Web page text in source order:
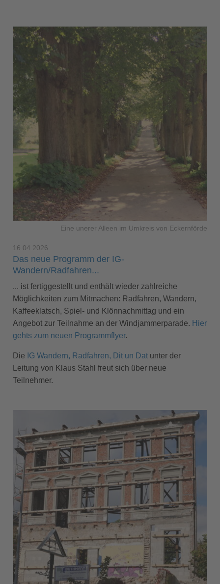
Eine unerer Alleen im Umkreis von Eckernförde
16.04.2026
Das neue Programm der IG-
Wandern/Radfahren...
... ist fertiggestellt und enthält wieder zahlreiche
Möglichkeiten zum Mitmachen: Radfahren, Wandern,
Kaffeeklatsch, Spiel- und Klönnachmittag und ein
Angebot zur Teilnahme an der Windjammerparade. Hier
gehts zum neuen Programmflyer.
Die IG Wandern, Radfahren, Dit un Dat unter der
Leitung von Klaus Stahl freut sich über neue
Teilnehmer.